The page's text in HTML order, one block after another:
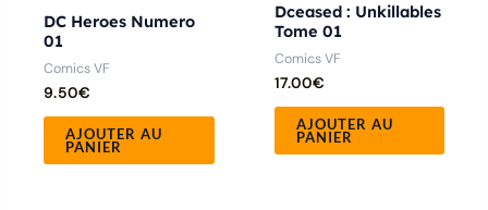
DC Heroes Numero
01
Comics VF
9.50€
AJOUTER AU
PANIER
Dceased : Unkillables
Tome 01
Comics VF
17.00€
AJOUTER AU
PANIER